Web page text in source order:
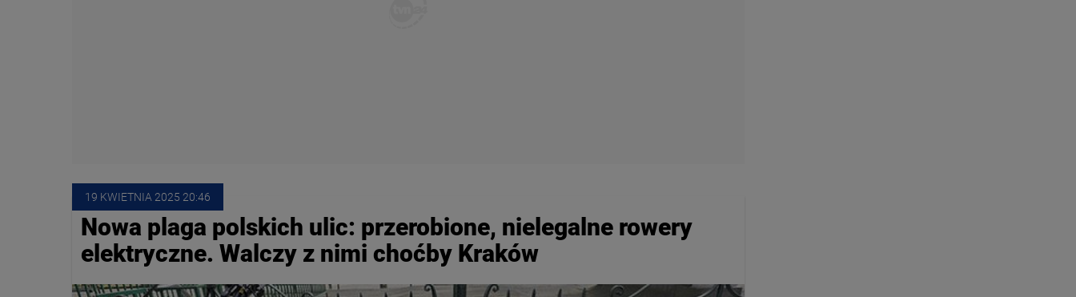
Nowa plaga polskich ulic: przerobione, nielegalne rowery
elektryczne. Walczy z nimi choćby Kraków
19 KWIETNIA 2025 20:46